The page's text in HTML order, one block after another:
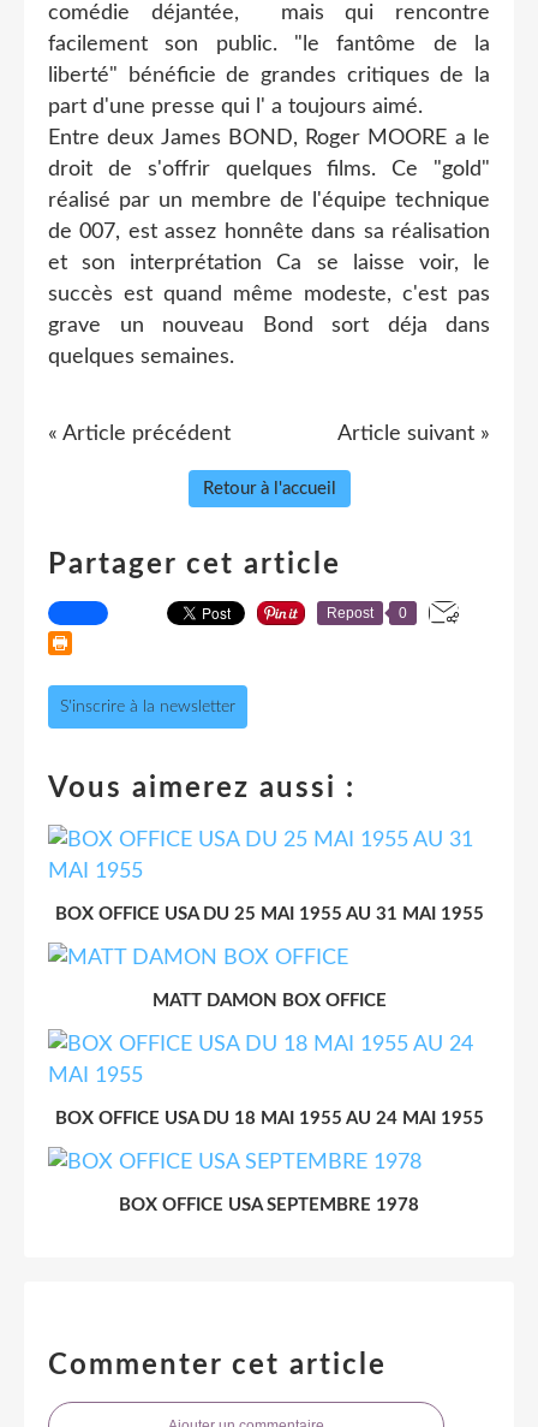
comédie déjantée, mais qui rencontre
facilement son public. "le fantôme de la
liberté" bénéficie de grandes critiques de la
part d'une presse qui l' a toujours aimé.
Entre deux James BOND, Roger MOORE a le
droit de s'offrir quelques films. Ce "gold"
réalisé par un membre de l'équipe technique
de 007, est assez honnête dans sa réalisation
et son interprétation Ca se laisse voir, le
succès est quand même modeste, c'est pas
grave un nouveau Bond sort déja dans
quelques semaines.
« Article précédent Article suivant »
Retour à l'accueil
Partager cet article
Repost 0
S'inscrire à la newsletter
Vous aimerez aussi :
BOX OFFICE USA DU 25 MAI 1955 AU 31 MAI 1955
MATT DAMON BOX OFFICE
BOX OFFICE USA DU 18 MAI 1955 AU 24 MAI 1955
BOX OFFICE USA SEPTEMBRE 1978
Commenter cet article